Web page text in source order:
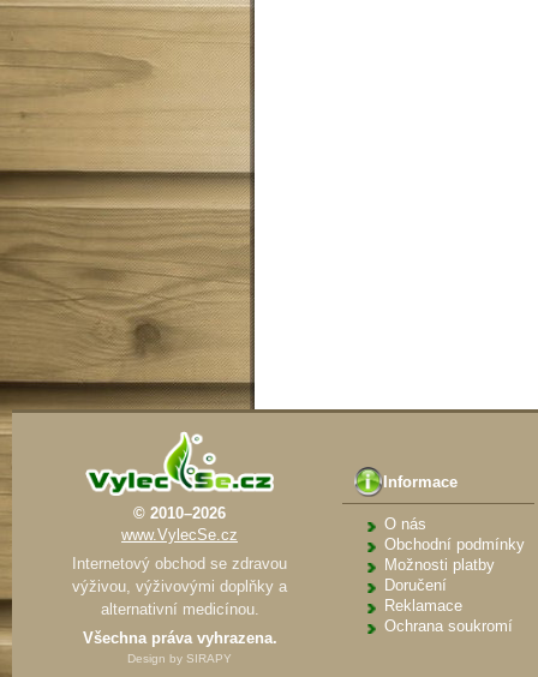
© 2010–2026
www.VylecSe.cz
Internetový obchod se zdravou
výživou, výživovými doplňky a
alternativní medicínou.
Všechna práva vyhrazena.
Design by SIRAPY
Informace
O nás
Obchodní podmínky
Možnosti platby
Doručení
Reklamace
Ochrana soukromí